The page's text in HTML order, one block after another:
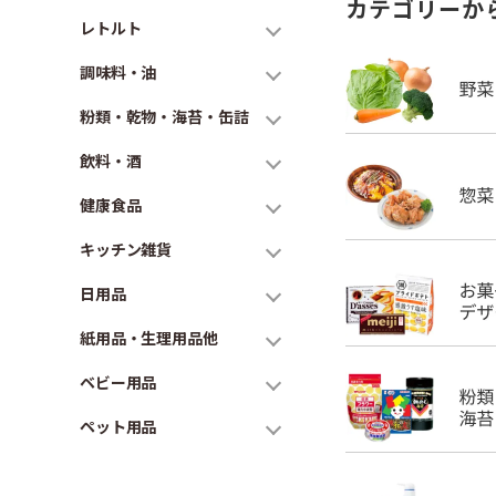
レトルト
調味料・油
粉類・乾物・海苔・缶詰
飲料・酒
健康食品
キッチン雑貨
日用品
紙用品・生理用品他
ベビー用品
ペット用品
カテゴリーか